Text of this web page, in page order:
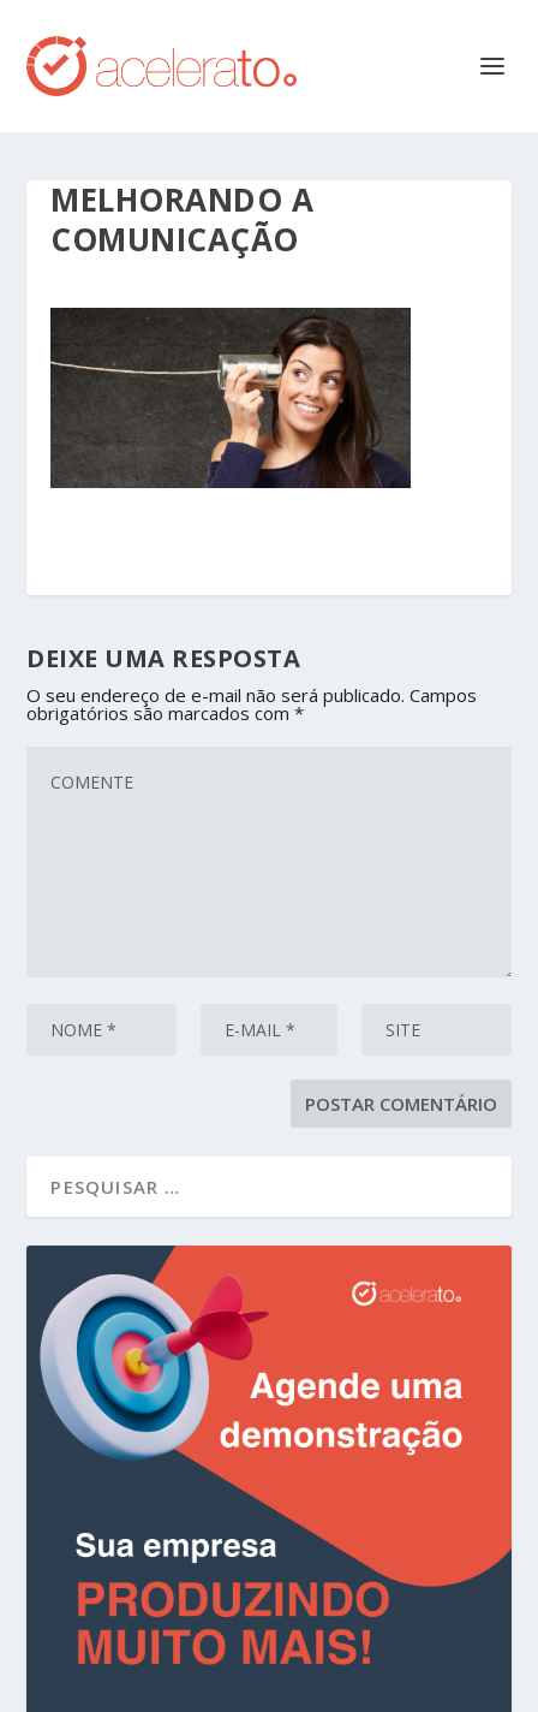
MELHORANDO A
COMUNICAÇÃO
DEIXE UMA RESPOSTA
O seu endereço de e-mail não será publicado. Campos
obrigatórios são marcados com*